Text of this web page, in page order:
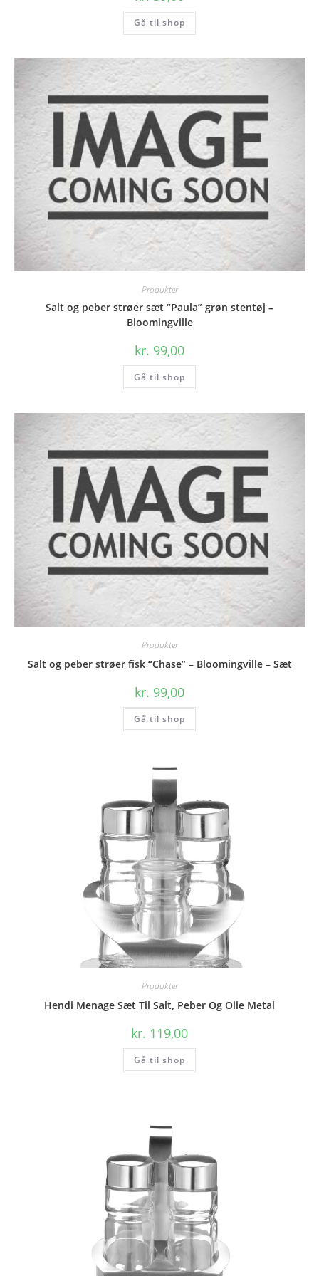
Gå til shop
Produkter
Salt og peber strøer sæt “Paula” grøn stentøj –
Bloomingville
kr. 99,00
Gå til shop
Produkter
Salt og peber strøer fisk “Chase” – Bloomingville – Sæt
kr. 99,00
Gå til shop
Produkter
Hendi Menage Sæt Til Salt, Peber Og Olie Metal
kr. 119,00
Gå til shop